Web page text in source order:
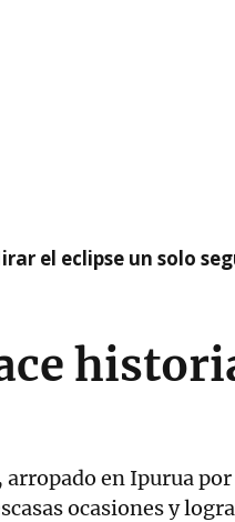
el eclipse un solo
en Ipurua
ocasiones y